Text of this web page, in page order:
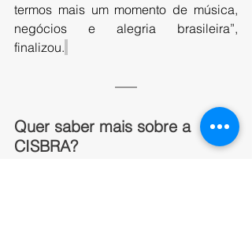
termos mais um momento de música,
negócios e alegria brasileira”,
finalizou.
Quer saber mais sobre a
CISBRA?